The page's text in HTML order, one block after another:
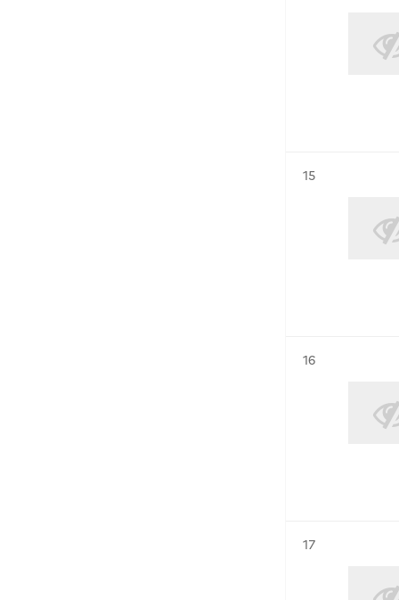
Résultat n°
15
Résultat n°
16
Résultat n°
17